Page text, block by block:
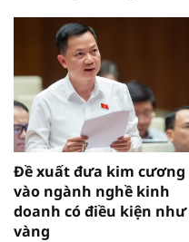
Đề xuất đưa kim cương
vào ngành nghề kinh
doanh có điều kiện như
vàng